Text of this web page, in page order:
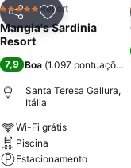
PartilharAdicionar
5 EstrelasResort
Mangia's Sardinia
Resort
7,9 Boa (1.097 pontuações
Santa Teresa Gallura,
Itália
Wi-Fi grátis
Piscina
Estacionamento